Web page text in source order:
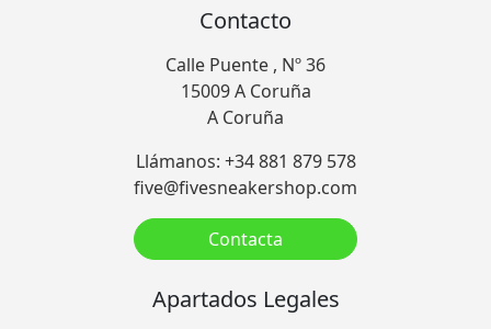
Contacto
Calle Puente , Nº 36
15009 A Coruña
A Coruña
Llámanos: +34 881 879 578
five@fivesneakershop.com
Contacta
Apartados Legales